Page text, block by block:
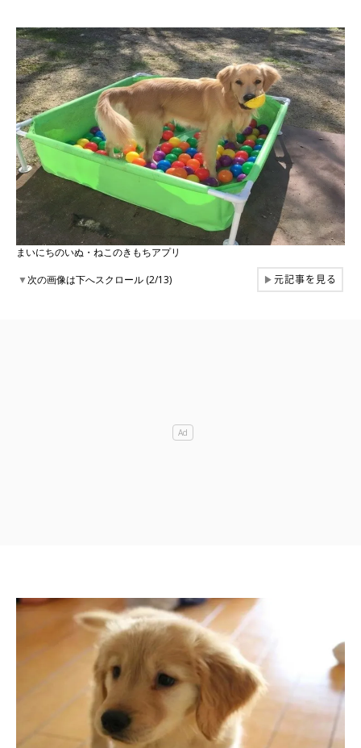
まいにちのいぬ・ねこのきもちアプリ
▼次の画像は下へスクロール (2/13) ▶元記事を見る